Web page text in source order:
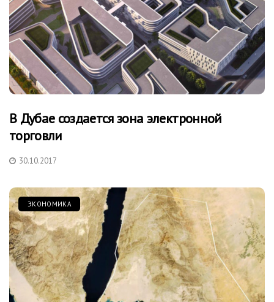
В Дубае создается зона электронной
торговли
30.10.2017
ЭКОНОМИКА